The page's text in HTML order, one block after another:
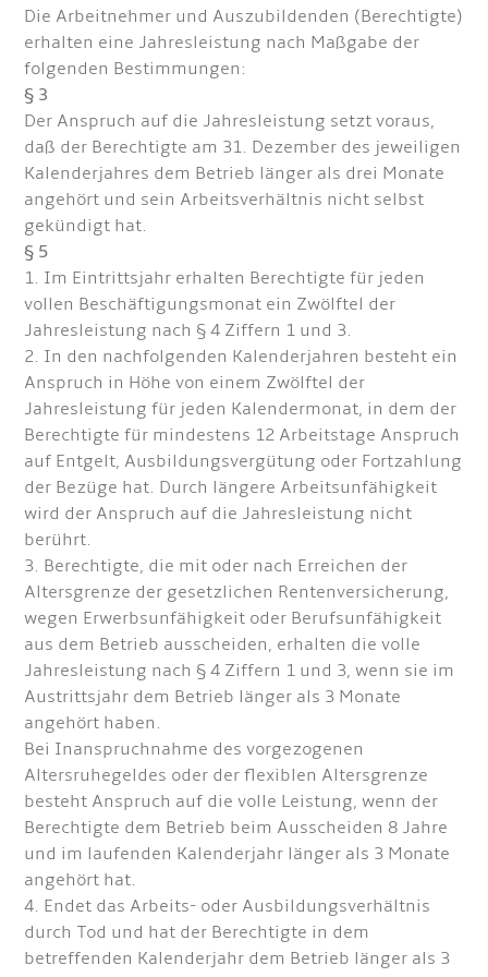
Die Arbeitnehmer und Auszubildenden (Berechtigte)
erhalten eine Jahresleistung nach Maßgabe der
folgenden Bestimmungen:
§ 3
Der Anspruch auf die Jahresleistung setzt voraus,
daß der Berechtigte am 31. Dezember des jeweiligen
Kalenderjahres dem Betrieb länger als drei Monate
angehört und sein Arbeitsverhältnis nicht selbst
gekündigt hat.
§ 5
1. Im Eintrittsjahr erhalten Berechtigte für jeden
vollen Beschäftigungsmonat ein Zwölftel der
Jahresleistung nach § 4 Ziffern 1 und 3.
2. In den nachfolgenden Kalenderjahren besteht ein
Anspruch in Höhe von einem Zwölftel der
Jahresleistung für jeden Kalendermonat, in dem der
Berechtigte für mindestens 12 Arbeitstage Anspruch
auf Entgelt, Ausbildungsvergütung oder Fortzahlung
der Bezüge hat. Durch längere Arbeitsunfähigkeit
wird der Anspruch auf die Jahresleistung nicht
berührt.
3. Berechtigte, die mit oder nach Erreichen der
Altersgrenze der gesetzlichen Rentenversicherung,
wegen Erwerbsunfähigkeit oder Berufsunfähigkeit
aus dem Betrieb ausscheiden, erhalten die volle
Jahresleistung nach § 4 Ziffern 1 und 3, wenn sie im
Austrittsjahr dem Betrieb länger als 3 Monate
angehört haben.
Bei Inanspruchnahme des vorgezogenen
Altersruhegeldes oder der flexiblen Altersgrenze
besteht Anspruch auf die volle Leistung, wenn der
Berechtigte dem Betrieb beim Ausscheiden 8 Jahre
und im laufenden Kalenderjahr länger als 3 Monate
angehört hat.
4. Endet das Arbeits- oder Ausbildungsverhältnis
durch Tod und hat der Berechtigte in dem
betreffenden Kalenderjahr dem Betrieb länger als 3